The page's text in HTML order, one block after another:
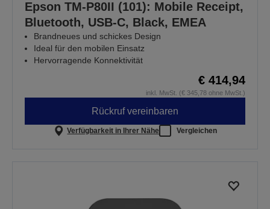
Epson TM-P80II (101): Mobile Receipt,
Bluetooth, USB-C, Black, EMEA
Brandneues und schickes Design
Ideal für den mobilen Einsatz
Hervorragende Konnektivität
€ 414,94
inkl. MwSt. (€ 345,78 ohne MwSt.)
Rückruf vereinbaren
Verfügbarkeit in Ihrer Nähe Vergleichen